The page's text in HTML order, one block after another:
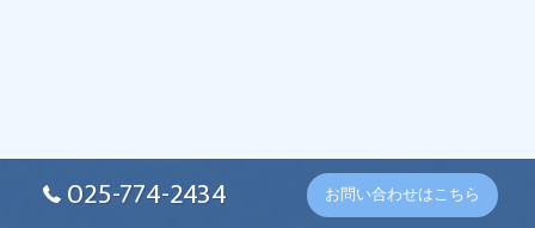
025-774-2434 お問い合わせはこちら